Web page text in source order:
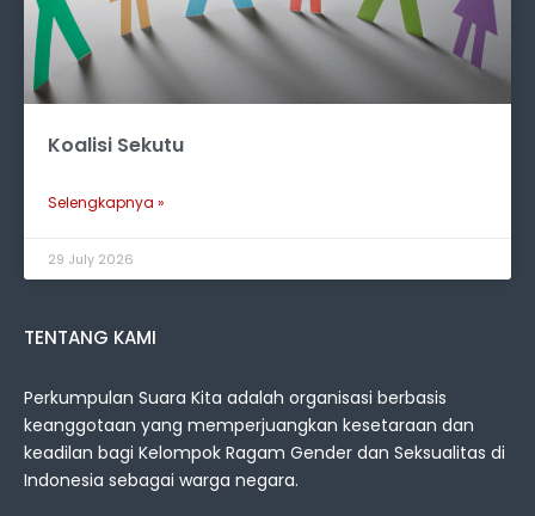
Koalisi Sekutu
Selengkapnya »
29 July 2026
TENTANG KAMI
Perkumpulan Suara Kita adalah organisasi berbasis
keanggotaan yang memperjuangkan kesetaraan dan
keadilan bagi Kelompok Ragam Gender dan Seksualitas di
Indonesia sebagai warga negara.